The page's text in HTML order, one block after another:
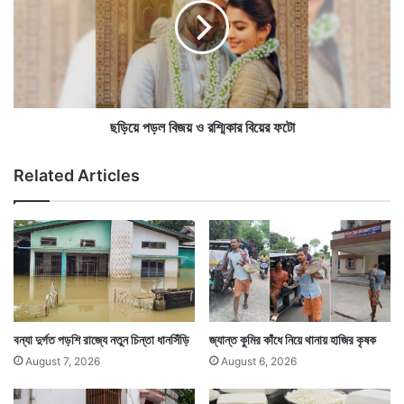
তাই ভারতীয় সেনাও হতাশ করেনি। নতুন জীবন শুরু করতে চলা
তরুণ তরুণীকে তারা তাদের স্টেশনে ডেকে ফুলের তোড়া ও স্মারক
দিয়ে শুভেচ্ছা জানায়।
স
য়
কা
র
বি
য়ে
র
ফ
ছড়িয়ে পড়ল বিজয় ও রশ্মিকার বিয়ের ফটো
Related Articles
বন্যা দুর্গত পড়শি রাজ্যে নতুন চিন্তা ধানসিঁড়ি
August 7, 2026
জ্যান্ত কুমির কাঁধে নিয়ে থানায় হাজির কৃষক
August 6, 2026